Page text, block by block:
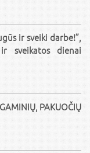
ir sveiki darbe!”,
sveikatos dienai
PAKUOČIŲ